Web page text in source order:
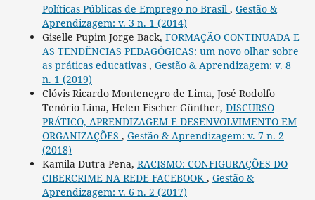
Políticas Públicas de Emprego no Brasil , Gestão &
Aprendizagem: v. 3 n. 1 (2014)
Giselle Pupim Jorge Back, FORMAÇÃO CONTINUADA E
AS TENDÊNCIAS PEDAGÓGICAS: um novo olhar sobre
as práticas educativas , Gestão & Aprendizagem: v. 8
n. 1 (2019)
Clóvis Ricardo Montenegro de Lima, José Rodolfo
Tenório Lima, Helen Fischer Günther, DISCURSO
PRÁTICO, APRENDIZAGEM E DESENVOLVIMENTO EM
ORGANIZAÇÕES , Gestão & Aprendizagem: v. 7 n. 2
(2018)
Kamila Dutra Pena, RACISMO: CONFIGURAÇÕES DO
CIBERCRIME NA REDE FACEBOOK , Gestão &
Aprendizagem: v. 6 n. 2 (2017)